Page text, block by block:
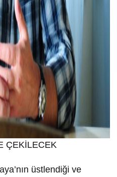
ÇEKİLECEK
üstlendiği ve